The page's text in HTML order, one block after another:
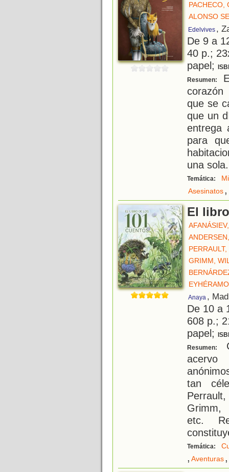
PACHECO,
ALONSO
Edelvives ,
De 9 a
40 p.;
papel;
Resumen:
corazón
que se
que un
entrega
para
una sola
Temática:
Asesinatos,
El
GRIMM,
Anaya ,
De 10 a
608 p.;
papel;
Resumen:
acervo
tan
Grimm,
etc.
Temática:
, Aventuras,